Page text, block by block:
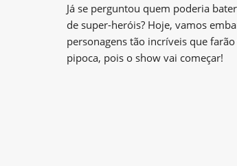
Já se perguntou quem poderia
de super-heróis? Hoje, vamos
personagens tão incríveis que
pipoca, pois o show vai começar!